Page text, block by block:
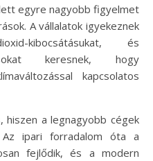
egyre nagyobb figyelmet
A vállalatok igyekeznek
kibocsátásukat, és
keresnek, hogy
kapcsolatos
a legnagyobb cégek
ipari forradalom óta a
fejlődik, és a modern